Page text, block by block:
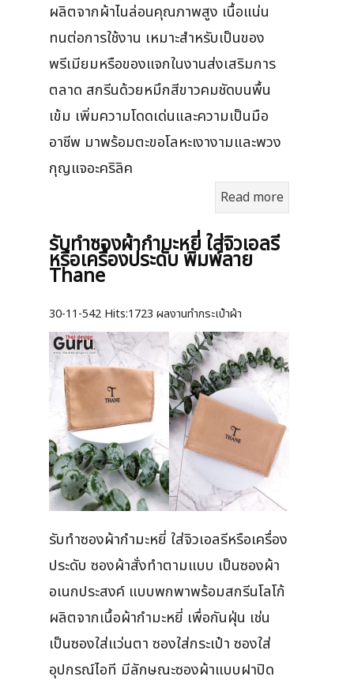
ผลิตจากผ้าไนล่อนคุณภาพสูง เนื้อแน่น
ทนต่อการใช้งาน เหมาะสำหรับเป็นของ
พรีเมียมหรือของแจกในงานส่งเสริมการ
ตลาด สกรีนด้วยหมึกสีขาวคมชัดบนพื้น
เข้ม เพิ่มความโดดเด่นและความเป็นมือ
อาชีพ มาพร้อมตะขอโลหะเงางามและพวง
กุญแจอะคริลิค
Read more
รับทำซองผ้ากำมะหยี่ ใส่จิวเอลรี
หรือเครื่องประดับ พิมพ์ลาย
Thane
30-11-542 Hits:1723 ผลงานทำกระเป๋าผ้า
รับทำซองผ้ากำมะหยี่ ใส่จิวเอลรีหรือเครื่อง
ประดับ ซองผ้าสั่งทำตามแบบ เป็นซองผ้า
อเนกประสงค์ แบบพกพาพร้อมสกรีนโลโก้
ผลิตจากเนื้อผ้ากำมะหยี่ เพื่อกันฝุ่น เช่น
เป็นซองใส่แว่นตา ซองใส่กระเป๋า ซองใส่
อุปกรณ์ไอที มีลักษณะซองผ้าแบบฝาปิด